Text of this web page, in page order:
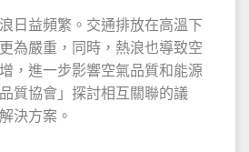
日益頻繁。交通排放在高溫下
為嚴重，同時，熱浪也導致空
，進一步影響空氣品質和能源
質協會」探討相互關聯的議
決方案。